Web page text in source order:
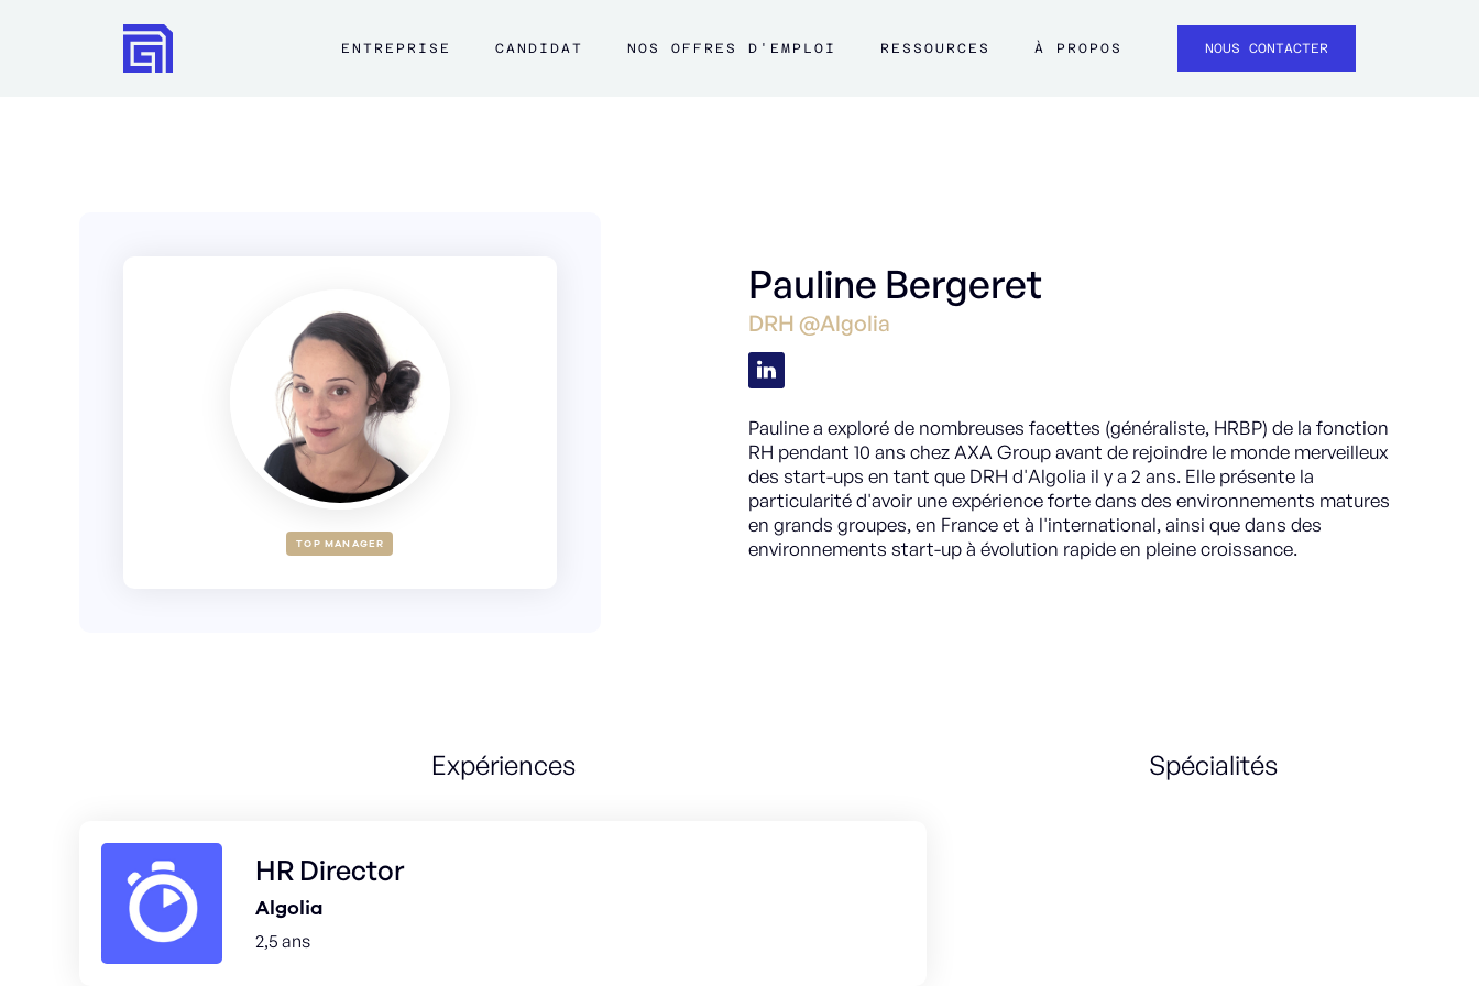
ENTREPRISE CANDIDAT NOS OFFRES D'EMPLOI RESSOURCES À PROPOS NOUS CONTACTER
TOP MANAGER
Pauline Bergeret
DRH @Algolia
Pauline a exploré de nombreuses facettes (généraliste, HRBP) de la fonction
RH pendant 10 ans chez AXA Group avant de rejoindre le monde merveilleux
des start-ups en tant que DRH d'Algolia il y a 2 ans. Elle présente la
particularité d'avoir une expérience forte dans des environnements matures
en grands groupes, en France et à l'international, ainsi que dans des
environnements start-up à évolution rapide en pleine croissance.
Expériences
HR Director
Algolia
2,5 ans
Spécialités